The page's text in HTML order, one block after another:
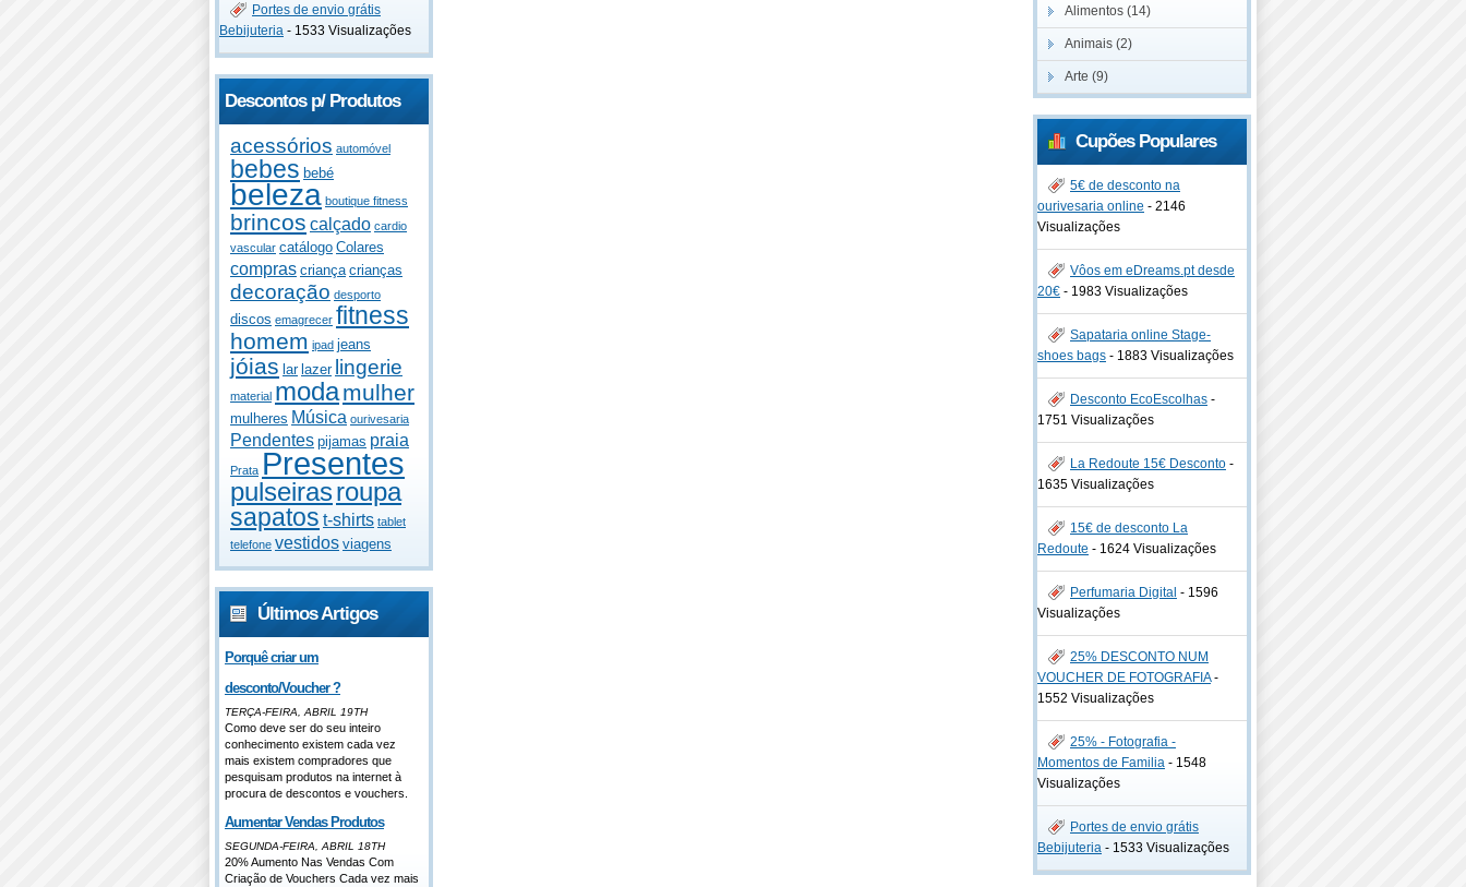
Portes de envio grátis
Bebijuteria - 1533 Visualizações
Descontos p/ Produtos
acessórios automóvel
bebes bebé
beleza boutique fitness
brincos calçado cardio
vascular catálogo Colares
compras criança crianças
decoração desporto
discos emagrecer fitness
homem ipad jeans
jóias lar lazer lingerie
material modamulher
mulheres Música ourivesaria
Pendentes pijamas praia
Prata Presentes
pulseirasroupa
sapatos t-shirts tablet
telefone vestidos viagens
Últimos Artigos
Porquê criar um
desconto/Voucher ?
TERÇA-FEIRA, ABRIL 19TH
Como deve ser do seu inteiro
conhecimento existem cada vez
mais existem compradores que
pesquisam produtos na internet à
procura de descontos e vouchers.
Aumentar Vendas Produtos
SEGUNDA-FEIRA, ABRIL 18TH
20% Aumento Nas Vendas Com
Criação de Vouchers Cada vez mais
Alimentos (14)
Animais (2)
Arte (9)
Cupões Populares
5€ de desconto na
ourivesaria online - 2146
Visualizações
Vôos em eDreams.pt desde
20€ - 1983 Visualizações
Sapataria online Stage-
shoes bags - 1883 Visualizações
Desconto EcoEscolhas -
1751 Visualizações
La Redoute 15€ Desconto -
1635 Visualizações
15€ de desconto La
Redoute - 1624 Visualizações
Perfumaria Digital - 1596
Visualizações
25% DESCONTO NUM
VOUCHER DE FOTOGRAFIA-
1552 Visualizações
25% - Fotografia -
Momentos de Familia - 1548
Visualizações
Portes de envio grátis
Bebijuteria - 1533 Visualizações